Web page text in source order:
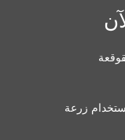
زرعة